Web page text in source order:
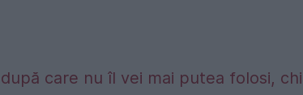
care nu îl vei mai putea folosi,